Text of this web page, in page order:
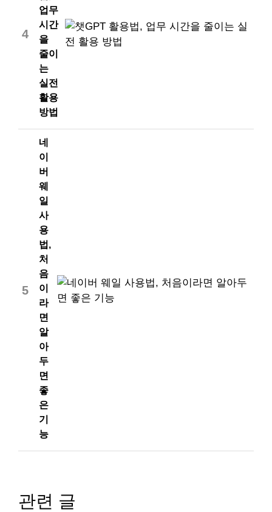
4
업무
시간
을
줄이
는
실전
활용
방법
5
네
이
버
웨
일
사
용
법,
처
음
이
라
면
알
아
두
면
좋
은
기
능
관련 글